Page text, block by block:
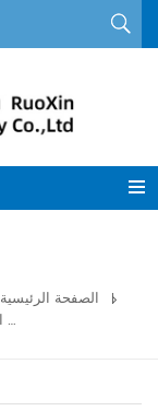
الصفحة الرئيسية
آلة حفاضات الأطفال شبه المؤازرة المستخدمة بسعر رخيص